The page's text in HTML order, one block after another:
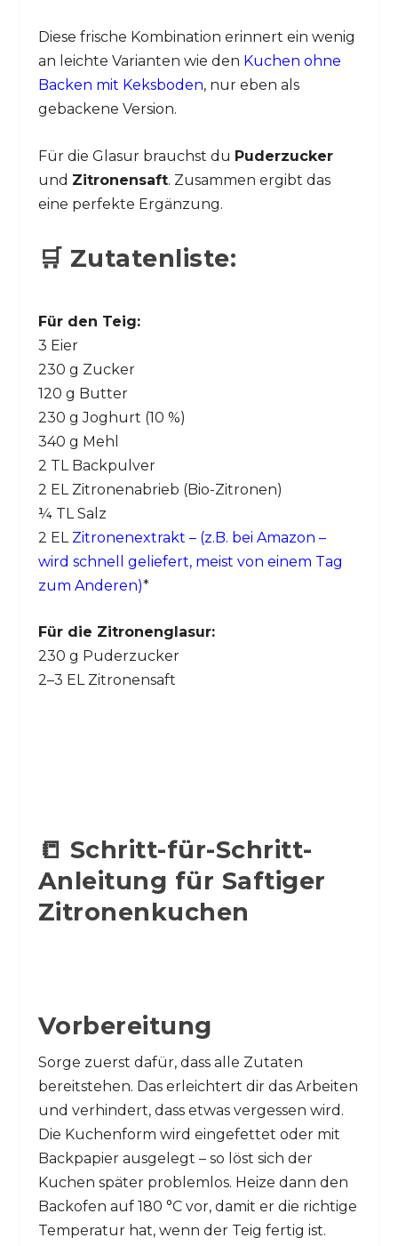
Diese frische Kombination erinnert ein wenig
an leichte Varianten wie den Kuchen ohne
Backen mit Keksboden, nur eben als
gebackene Version.
Für die Glasur brauchst du Puderzucker
und Zitronensaft. Zusammen ergibt das
eine perfekte Ergänzung.
🛒 Zutatenliste:
Für den Teig:
3 Eier
230 g Zucker
120 g Butter
230 g Joghurt (10 %)
340 g Mehl
2 TL Backpulver
2 EL Zitronenabrieb (Bio-Zitronen)
¼ TL Salz
2 EL Zitronenextrakt – (z.B. bei Amazon –
wird schnell geliefert, meist von einem Tag
zum Anderen)*
Für die Zitronenglasur:
230 g Puderzucker
2–3 EL Zitronensaft
📒 Schritt-für-Schritt-
Anleitung für Saftiger
Zitronenkuchen
Vorbereitung
Sorge zuerst dafür, dass alle Zutaten
bereitstehen. Das erleichtert dir das Arbeiten
und verhindert, dass etwas vergessen wird.
Die Kuchenform wird eingefettet oder mit
Backpapier ausgelegt – so löst sich der
Kuchen später problemlos. Heize dann den
Backofen auf 180 °C vor, damit er die richtige
Temperatur hat, wenn der Teig fertig ist.